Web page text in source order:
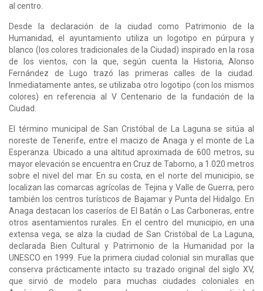
al centro.
Desde la declaración de la ciudad como Patrimonio de la
Humanidad, el ayuntamiento utiliza un logotipo en púrpura y
blanco (los colores tradicionales de la Ciudad) inspirado en la rosa
de los vientos, con la que, según cuenta la Historia, Alonso
Fernández de Lugo trazó las primeras calles de la ciudad.
Inmediatamente antes, se utilizaba otro logotipo (con los mismos
colores) en referencia al V Centenario de la fundación de la
Ciudad.
El término municipal de San Cristóbal de La Laguna se sitúa al
noreste de Tenerife, entre el macizo de Anaga y el monte de La
Esperanza. Ubicado a una altitud aproximada de 600 metros, su
mayor elevación se encuentra en Cruz de Taborno, a 1.020 metros
sobre el nivel del mar. En su costa, en el norte del municipio, se
localizan las comarcas agrícolas de Tejina y Valle de Guerra, pero
también los centros turísticos de Bajamar y Punta del Hidalgo. En
Anaga destacan los caseríos de El Batán o Las Carboneras, entre
otros asentamientos rurales. En el centro del municipio, en una
extensa vega, se alza la ciudad de San Cristóbal de La Laguna,
declarada Bien Cultural y Patrimonio de la Humanidad por la
UNESCO en 1999. Fue la primera ciudad colonial sin murallas que
conserva prácticamente intacto su trazado original del siglo XV,
que sirvió de modelo para muchas ciudades coloniales en